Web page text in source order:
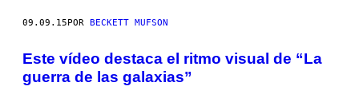
09.09.15POR BECKETT MUFSON
Este vídeo destaca el ritmo visual de “La
guerra de las galaxias”